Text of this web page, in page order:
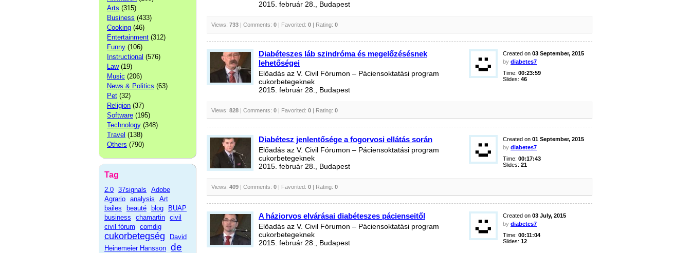
Arts (315)
Business (433)
Cooking (46)
Entertainment (312)
Funny (106)
Instructional (576)
Law(19)
Music (206)
News & Politics (63)
Pet (32)
Religion (37)
Software (195)
Technology (348)
Travel (138)
Others (790)
Tag
2.0 37signals
Adobe
Agrario analysis
Art
bailes
beauté blog
BUAP
business
chamartin civil
civil fórum
comdig
cukorbetegség
David
Heinemeier Hansson de
2015. február 28., Budapest
Views: 733 | Comments: 0 | Favorited: 0 | Rating: 0
Diabéteszes láb szindróma és megelőzésésnek
lehetőségei
Előadás az V. Civil Fórumon – Páciensoktatási program
cukorbetegeknek
2015. február 28., Budapest
Created on 03 September, 2015
by diabetes7
Time: 00:23:59
Slides: 46
Views: 828 | Comments: 0 | Favorited: 0 | Rating: 0
Diabétesz jenlentősége a fogorvosi ellátás során
Előadás az V. Civil Fórumon – Páciensoktatási program
cukorbetegeknek
2015. február 28., Budapest
Created on 01 September, 2015
by diabetes7
Time: 00:17:43
Slides: 21
Views: 409 | Comments: 0 | Favorited: 0 | Rating: 0
A háziorvos elvárásai diabéteszes pácienseitől
Előadás az V. Civil Fórumon – Páciensoktatási program
cukorbetegeknek
2015. február 28., Budapest
Created on 03 July, 2015
by diabetes7
Time: 00:11:04
Slides: 12